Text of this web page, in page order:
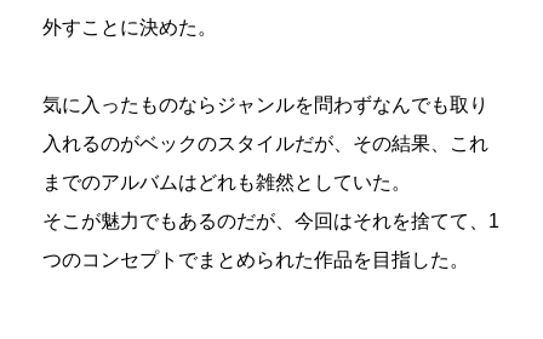
外すことに決めた。
気に入ったものならジャンルを問わずなんでも取り
入れるのがベックのスタイルだが、その結果、これ
までのアルバムはどれも雑然としていた。
そこが魅力でもあるのだが、今回はそれを捨てて、1
つのコンセプトでまとめられた作品を目指した。